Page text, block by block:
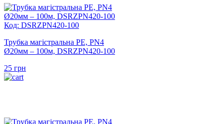
Код: DSRZPN420-100
Трубка магістральна PE, PN4
Ø20мм – 100м, DSRZPN420-100
25 грн